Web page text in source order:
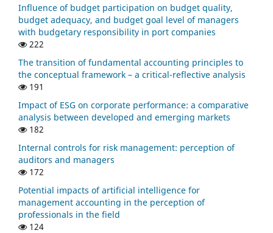
Influence of budget participation on budget quality,
budget adequacy, and budget goal level of managers
with budgetary responsibility in port companies
222
The transition of fundamental accounting principles to
the conceptual framework – a critical-reflective analysis
191
Impact of ESG on corporate performance: a comparative
analysis between developed and emerging markets
182
Internal controls for risk management: perception of
auditors and managers
172
Potential impacts of artificial intelligence for
management accounting in the perception of
professionals in the field
124